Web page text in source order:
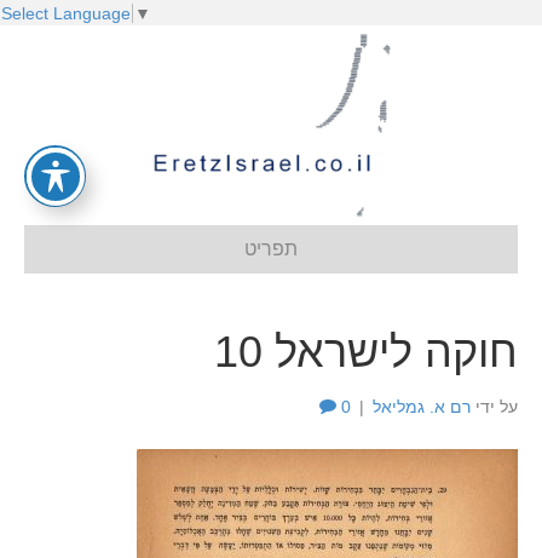
Select Language ▼
תפריט
חוקה לישראל 10
על ידי רם א. גמליאל |
0